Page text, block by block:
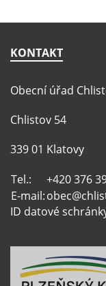
KONTAKT
Obecní úřad
Chlistov 54
339 01 Klatovy
Tel.:
+420 376
E-mail:
ID datové